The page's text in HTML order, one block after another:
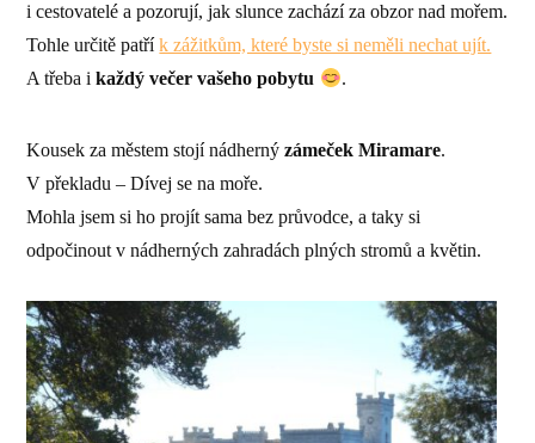
i cestovatelé a pozorují, jak slunce zachází za obzor nad mořem.
Tohle určitě patřík zážitkům, které byste si neměli nechat ujít.
A třeba ikaždý večer vašeho pobytu .
Kousek za městem stojí nádhernýzámeček Miramare.
V překladu – Dívej se na moře.
Mohla jsem si ho projít sama bez průvodce, a taky si
odpočinout v nádherných zahradách plných stromů a květin.